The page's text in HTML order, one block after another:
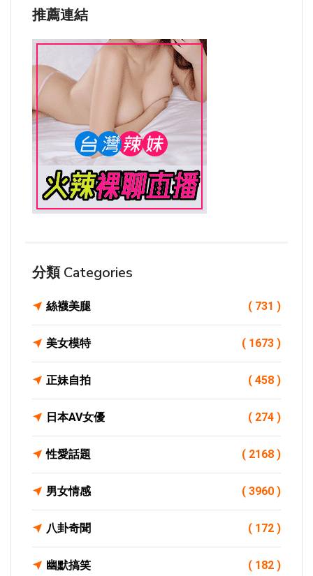
推薦連結
分類 Categories
絲襪美腿 ( 731 )
美女模特 ( 1673 )
正妹自拍 ( 458 )
日本AV女優 ( 274 )
性愛話題 ( 2168 )
男女情感 ( 3960 )
八卦奇聞 ( 172 )
幽默搞笑 ( 182 )